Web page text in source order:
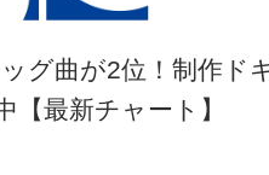
グ曲が2位！制作ド
【最新チャート】